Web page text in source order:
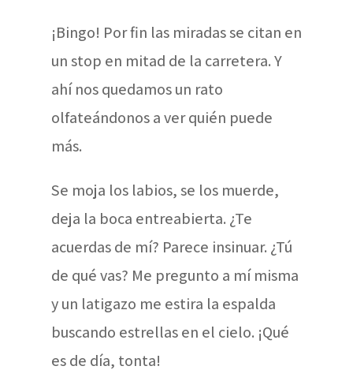
¡Bingo! Por fin las miradas se citan en
un stop en mitad de la carretera. Y
ahí nos quedamos un rato
olfateándonos a ver quién puede
más.
Se moja los labios, se los muerde,
deja la boca entreabierta. ¿Te
acuerdas de mí? Parece insinuar. ¿Tú
de qué vas? Me pregunto a mí misma
y un latigazo me estira la espalda
buscando estrellas en el cielo. ¡Qué
es de día, tonta!